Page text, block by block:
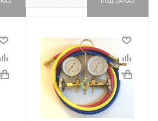
ПОД ЗАКАЗ